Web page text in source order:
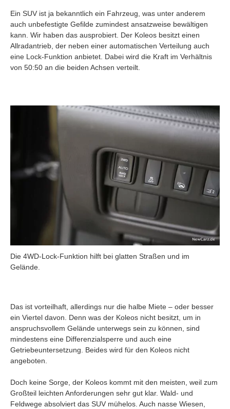
Ein SUV ist ja bekanntlich ein Fahrzeug, was unter anderem
auch unbefestigte Gefilde zumindest ansatzweise bewältigen
kann. Wir haben das ausprobiert. Der Koleos besitzt einen
Allradantrieb, der neben einer automatischen Verteilung auch
eine Lock-Funktion anbietet. Dabei wird die Kraft im Verhältnis
von 50:50 an die beiden Achsen verteilt.
Die 4WD-Lock-Funktion hilft bei glatten Straßen und im
Gelände.
Das ist vorteilhaft, allerdings nur die halbe Miete – oder besser
ein Viertel davon. Denn was der Koleos nicht besitzt, um in
anspruchsvollem Gelände unterwegs sein zu können, sind
mindestens eine Differenzialsperre und auch eine
Getriebeuntersetzung. Beides wird für den Koleos nicht
angeboten.
Doch keine Sorge, der Koleos kommt mit den meisten, weil zum
Großteil leichten Anforderungen sehr gut klar. Wald- und
Feldwege absolviert das SUV mühelos. Auch nasse Wiesen,